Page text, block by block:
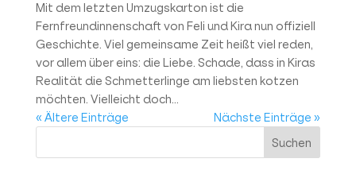
Mit dem letzten Umzugskarton ist die
Fernfreundinnenschaft von Feli und Kira nun offiziell
Geschichte. Viel gemeinsame Zeit heißt viel reden,
vor allem über eins: die Liebe. Schade, dass in Kiras
Realität die Schmetterlinge am liebsten kotzen
möchten. Vielleicht doch...
« Ältere Einträge
Nächste Einträge »
Suchen